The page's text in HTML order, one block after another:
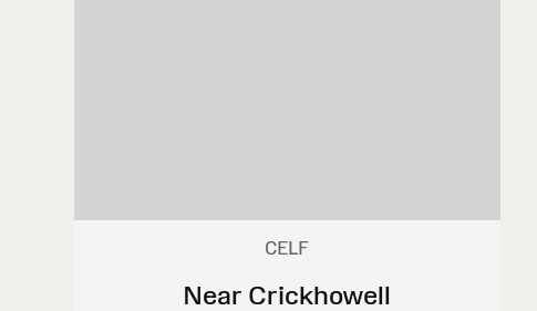
CELF
Near Crickhowell